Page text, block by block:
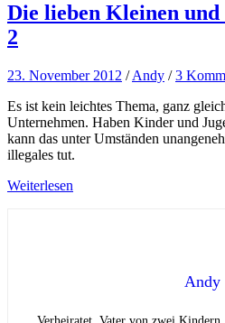
Die lieben Kleinen
2
23. November 2012 /Andy /3
Es ist kein leichtes Thema, ganz
Unternehmen. Haben Kinder und
kann das unter Umständen
illegales tut.
Weiterlesen
Andy